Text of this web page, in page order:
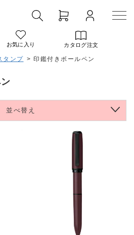
お気に入り カタログ注文
タンプ > 印鑑付きボールペン
並べ替え